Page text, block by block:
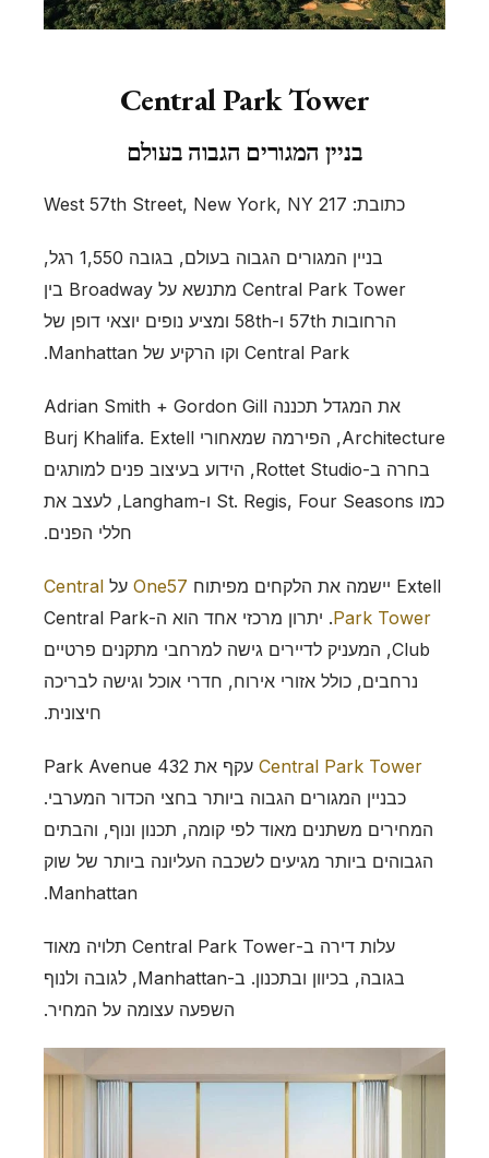
Central Park Tower
בניין המגורים הגבוה בעולם
כתובת: 217 West 57th Street, New York, NY
בניין המגורים הגבוה בעולם, בגובה 1,550 רגל,
Central Park Tower מתנשא על Broadway בין
הרחובות 57th ו-58th ומציע נופים יוצאי דופן של
Central Park וקו הרקיע של Manhattan.
את המגדל תכננה Adrian Smith + Gordon Gill
Architecture, הפירמה שמאחורי Burj Khalifa. Extell
בחרה ב-Rottet Studio, הידוע בעיצוב פנים למותגים
כמו St. Regis, Four Seasons ו-Langham, לעצב את
חללי הפנים.
Extell יישמה את הלקחים מפיתוח One57 על Central
Park Tower
. יתרון מרכזי אחד הוא ה-Central Park
Club, המעניק לדיירים גישה למרחבי מתקנים פרטיים
נרחבים, כולל אזורי אירוח, חדרי אוכל וגישה לבריכה
חיצונית.
Central Park Tower
עקף את 432 Park Avenue
כבניין המגורים הגבוה ביותר בחצי הכדור המערבי.
המחירים משתנים מאוד לפי קומה, תכנון ונוף, והבתים
הגבוהים ביותר מגיעים לשכבה העליונה ביותר של שוק
Manhattan.
עלות דירה ב-Central Park Tower תלויה מאוד
בגובה, בכיוון ובתכנון. ב-Manhattan, לגובה ולנוף
השפעה עצומה על המחיר.